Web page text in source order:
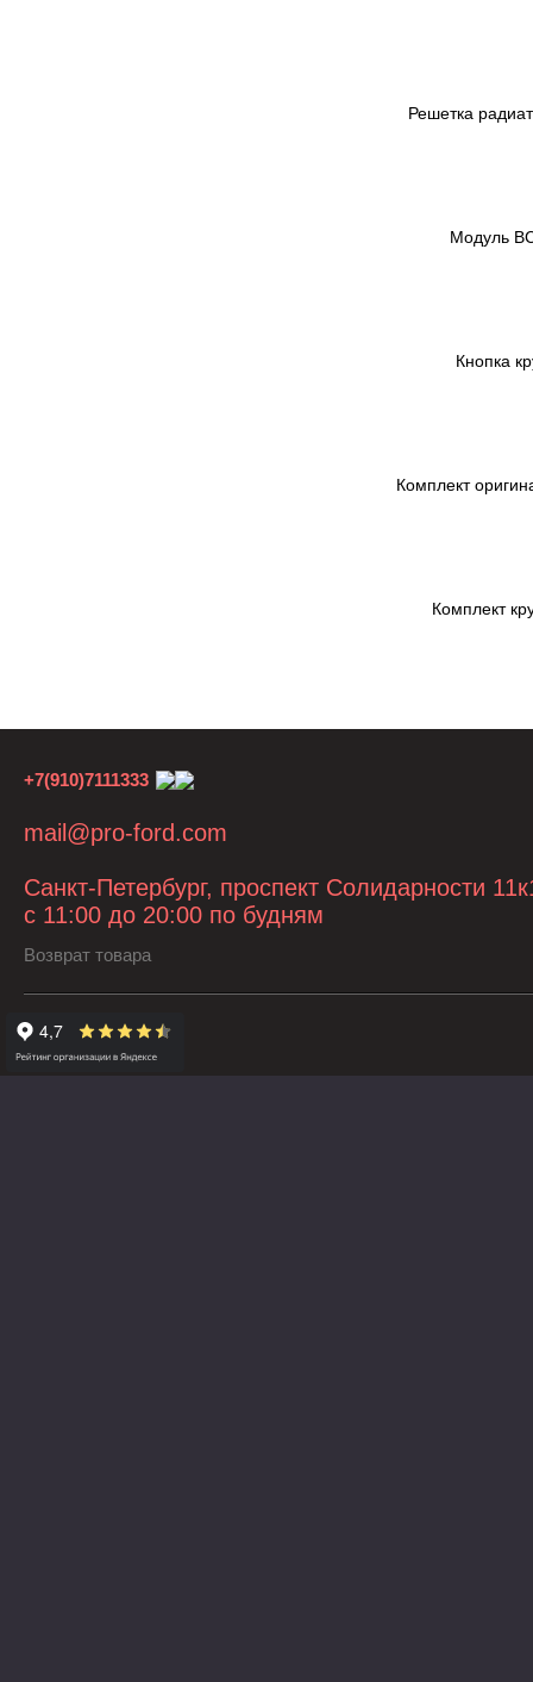
Решетка
Модуль
Кнопка
Комплект
Комплект
+7(910)7111333
mail@pro-ford.com
Санкт-Петербург, проспект Солидарности
с 11:00 до 20:00 по будням
Возврат товара